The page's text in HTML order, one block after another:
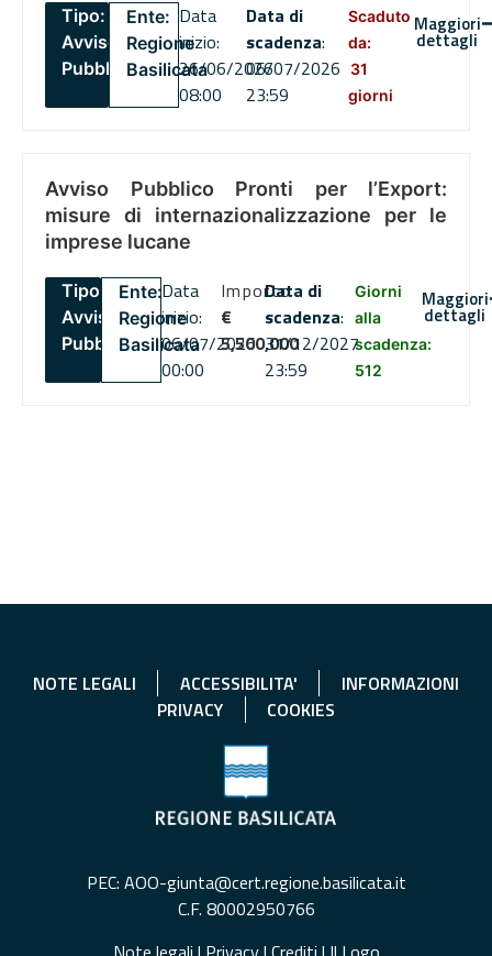
Tipo:
Avviso
Pubblico
Ente:
Regione
Basilicata
Data
inizio:
26/06/2026
08:00
Data di
scadenza:
06/07/2026
23:59
Scaduto
da:
31
giorni
Maggiori
dettagli
Avviso Pubblico Pronti per l’Export:
misure di internazionalizzazione per le
imprese lucane
Tipo:
Avviso
Pubblico
Ente:
Regione
Basilicata
Data
inizio:
06/07/2026
00:00
Importo
€
5,500,000
Data di
scadenza:
31/12/2027
23:59
Giorni
alla
scadenza:
512
Maggiori
dettagli
NOTE LEGALI ACCESSIBILITA'
INFORMAZIONI
PRIVACY
COOKIES
PEC: AOO-giunta@cert.regione.basilicata.it
C.F. 80002950766